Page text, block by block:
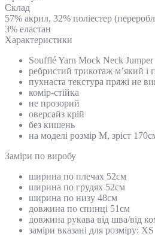
Склад
57% акрил, 32% поліестер
3% еластан
Характеристики
Soufflé Yarn Mock Neck Jumper
ребристий трикотаж м’який і
пухнаста текстура пряжі не
комір-стійка
не прозорий
оверсайз крій
без кишень
на моделі розмір М, зріст
Замiри по виробу
ширина по плечах 52см
ширина по грудях 52см
ширина по низу 48см
довжина по спинці 51см
довжина рукава від шва/від
заміри вказані для розміру: XS